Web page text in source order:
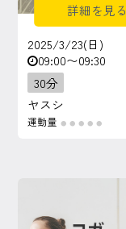
詳細を見る
2025/3/23(日)
09:00〜09:30
30分
ヤスシ
運動量 ● ● ● ● ●